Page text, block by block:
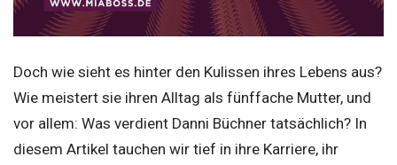
Doch wie sieht es hinter den Kulissen ihres Lebens aus?
Wie meistert sie ihren Alltag als fünffache Mutter, und
vor allem: Was verdient Danni Büchner tatsächlich? In
diesem Artikel tauchen wir tief in ihre Karriere, ihr